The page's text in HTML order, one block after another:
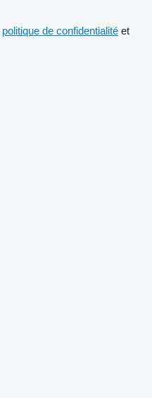
politique de confidentialité et